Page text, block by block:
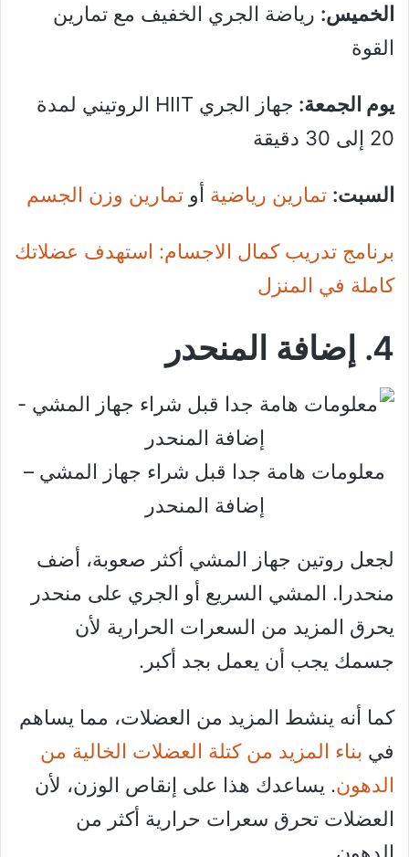
الخميس: رياضة الجري الخفيف مع تمارين
القوة
يوم الجمعة:
جهاز الجري HIIT الروتيني لمدة
20 إلى 30 دقيقة
السبت: تمارين رياضية أو تمارين وزن الجسم
برنامج تدريب كمال الاجسام: استهدف عضلاتك
كاملة في المنزل
4. إضافة المنحدر
معلومات هامة جدا قبل شراء جهاز المشي –
إضافة المنحدر
لجعل روتين جهاز المشي أكثر صعوبة، أضف
منحدرا. المشي السريع أو الجري على منحدر
يحرق المزيد من السعرات الحرارية لأن
جسمك يجب أن يعمل بجد أكبر.
كما أنه ينشط المزيد من العضلات، مما يساهم
في بناء المزيد من كتلة العضلات الخالية من
الدهون. يساعدك هذا على إنقاص الوزن، لأن
العضلات تحرق سعرات حرارية أكثر من
الدهون.